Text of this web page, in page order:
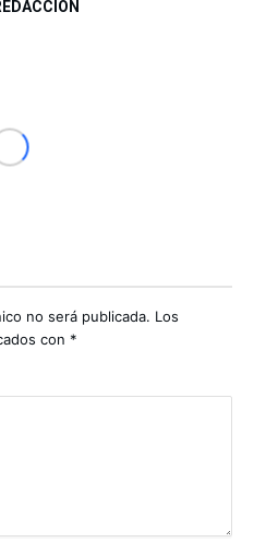
no será publicada. Los
con *